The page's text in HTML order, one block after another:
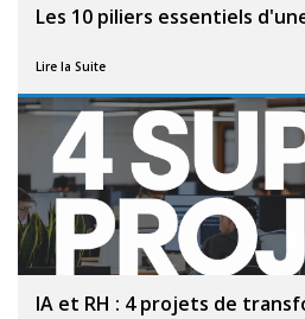
Les 10 piliers essentiels
Lire la Suite
IA et RH : 4 projets de